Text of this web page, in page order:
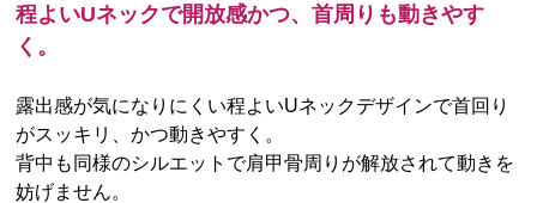
程よいUネックで開放感かつ、首周りも動きやす
く。
露出感が気になりにくい程よいUネックデザインで首回り
がスッキリ、かつ動きやすく。
背中も同様のシルエットで肩甲骨周りが解放されて動きを
妨げません。